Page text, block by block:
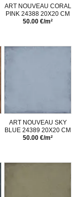
ART NOUVEAU CORAL
PINK 24388 20X20 CM
50.00 €/m²
ART NOUVEAU SKY
BLUE 24389 20X20 CM
50.00 €/m²